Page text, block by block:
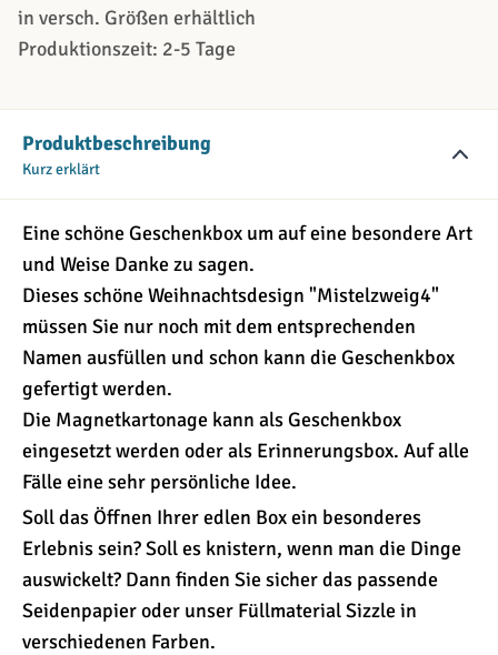
Produktbeschreibung
Kurz erklärt
Eine schöne Geschenkbox um auf eine besondere Art
und Weise Danke zu sagen.
Dieses schöne Weihnachtsdesign "Mistelzweig4"
müssen Sie nur noch mit dem entsprechenden
Namen ausfüllen und schon kann die Geschenkbox
gefertigt werden.
Die Magnetkartonage kann als Geschenkbox
eingesetzt werden oder als Erinnerungsbox. Auf alle
Fälle eine sehr persönliche Idee.
Soll das Öffnen Ihrer edlen Box ein besonderes
Erlebnis sein? Soll es knistern, wenn man die Dinge
auswickelt? Dann finden Sie sicher das passende
Seidenpapier oder unser Füllmaterial Sizzle in
verschiedenen Farben.
in versch. Größen erhältlich
Produktionszeit: 2-5 Tage